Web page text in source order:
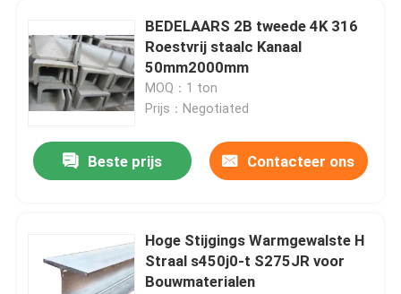
Producten
BEDELAARS 2B tweede 4K 316
Roestvrij staalc Kanaal
50mm2000mm
MOQ：1 ton
Prijs：Negotiated
Beste prijs Contacteer ons
Hoge Stijgings Warmgewalste H
Straal s450j0-t S275JR voor
Bouwmaterialen